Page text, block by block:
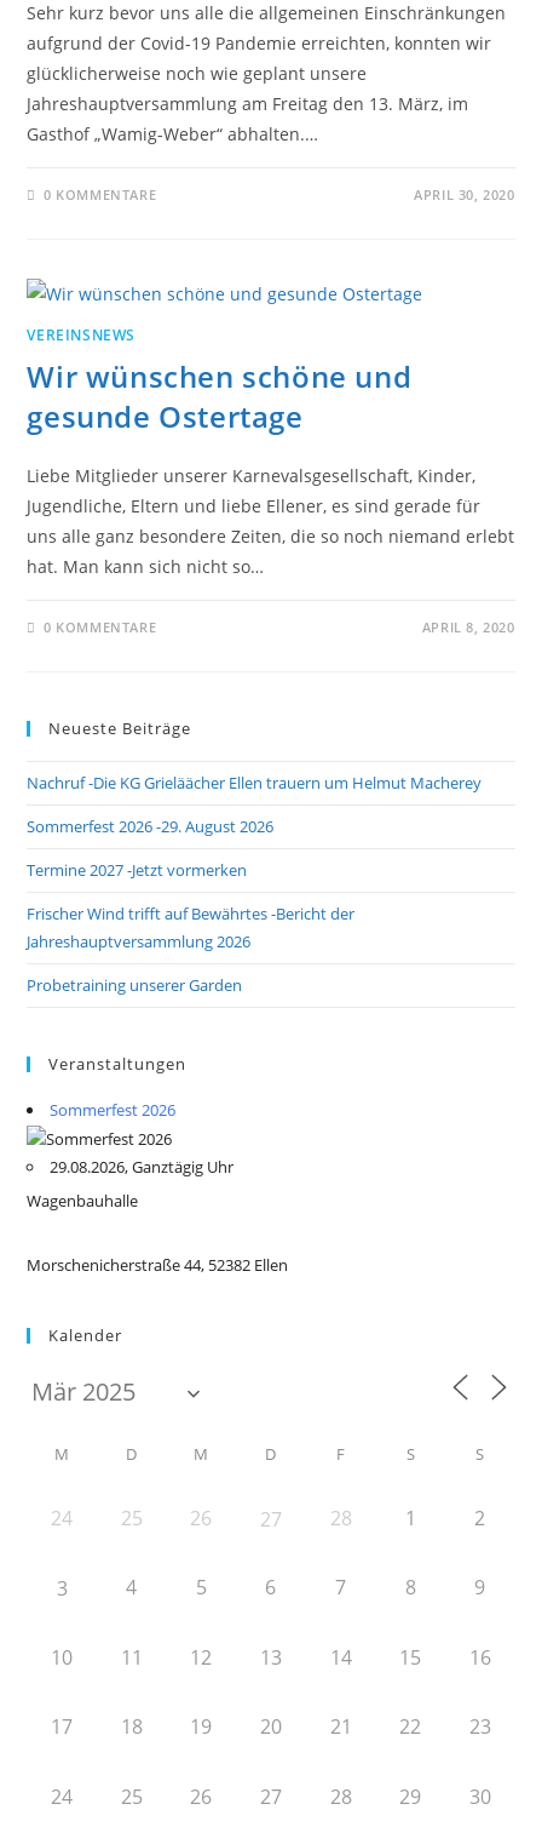
Sehr kurz bevor uns alle die allgemeinen Einschränkungen
aufgrund der Covid-19 Pandemie erreichten, konnten wir
glücklicherweise noch wie geplant unsere
Jahreshauptversammlung am Freitag den 13. März, im
Gasthof „Wamig-Weber“ abhalten.…
0 KOMMENTARE APRIL 30, 2020
VEREINSNEWS
Wir wünschen schöne und
gesunde Ostertage
Liebe Mitglieder unserer Karnevalsgesellschaft, Kinder,
Jugendliche, Eltern und liebe Ellener, es sind gerade für
uns alle ganz besondere Zeiten, die so noch niemand erlebt
hat. Man kann sich nicht so…
0 KOMMENTARE APRIL 8, 2020
Neueste Beiträge
Nachruf -Die KG Grieläächer Ellen trauern um Helmut Macherey
Sommerfest 2026 -29. August 2026
Termine 2027 -Jetzt vormerken
Frischer Wind trifft auf Bewährtes -Bericht der
Jahreshauptversammlung 2026
Probetraining unserer Garden
Veranstaltungen
Sommerfest 2026
29.08.2026, Ganztägig Uhr
Wagenbauhalle
Morschenicherstraße 44, 52382 Ellen
Kalender
M D M D F S S
24 25 26 27 28 1 2
3 4 5 6 7 8 9
10 11 12 13 14 15 16
17 18 19 20 21 22 23
24 25 26 27 28 29 30